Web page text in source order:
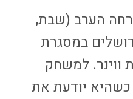
הערב (שבת,
ירושלים במסגרת
של ליגת ווינר. למשחק
יודעת את